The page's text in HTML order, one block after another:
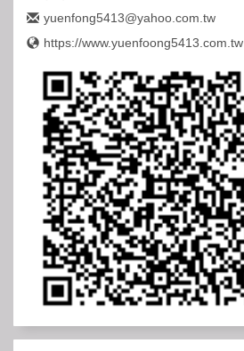
yuenfong5413@yahoo.com.tw
https://www.yuenfoong5413.com.tw